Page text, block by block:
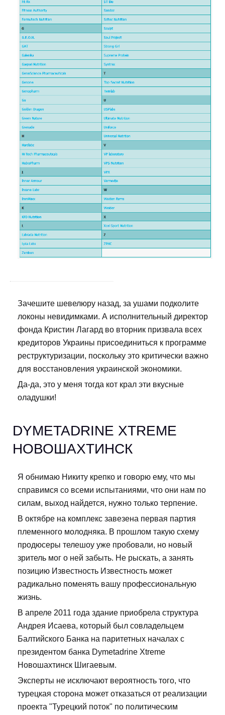
Зачешите шевелюру назад, за ушами подколите
локоны невидимками. А исполнительный директор
фонда Кристин Лагард во вторник призвала всех
кредиторов Украины присоединиться к программе
реструктуризации, поскольку это критически важно
для восстановления украинской экономики.
Да-да, это у меня тогда кот крал эти вкусные
оладушки!
DYMETADRINE XTREME
НОВОШАХТИНСК
Я обнимаю Никиту крепко и говорю ему, что мы
справимся со всеми испытаниями, что они нам по
силам, выход найдется, нужно только терпение.
В октябре на комплекс завезена первая партия
племенного молодняка. В прошлом такую схему
продюсеры телешоу уже пробовали, но новый
зритель мог о ней забыть. Не рыскать, а занять
позицию Известность Известность может
радикально поменять вашу профессиональную
жизнь.
В апреле 2011 года здание приобрела структура
Андрея Исаева, который был совладельцем
Балтийского Банка на паритетных началах с
президентом банка Dymetadrine Xtreme
Новошахтинск Шигаевым.
Эксперты не исключают вероятность того, что
турецкая сторона может отказаться от реализации
проекта "Турецкий поток" по политическим